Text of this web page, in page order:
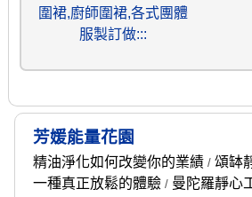
圍裙,廚師圍裙,各式團體
服製訂做:::
芳媛能量花園
精油淨化如何改變你的業績/ 頌缽
一種真正放鬆的體驗/ 曼陀羅靜心